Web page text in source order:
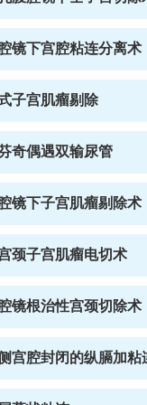
镜下宫腔粘连分离术
子宫肌瘤剔除
奇偶遇双输尿管
镜下子宫肌瘤剔除术
颈子宫肌瘤电切术
镜根治性宫颈切除术
宫腔封闭的纵膈加粘